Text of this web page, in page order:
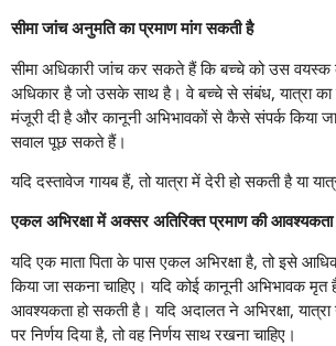
सीमा जांच अनुमति का प्रमाण मांग सकती है
सीमा अधिकारी जांच कर सकते हैं कि बच्चे को उस वयस्क
अधिकार है जो उसके साथ है। वे बच्चे से संबंध, यात्रा का
मंजूरी दी है और कानूनी अभिभावकों से कैसे संपर्क किया
सवाल पूछ सकते हैं।
यदि दस्तावेज गायब हैं, तो यात्रा में देरी हो सकती है या
एकल अभिरक्षा में अक्सर अतिरिक्त प्रमाण की आवश्यकता
यदि एक माता पिता के पास एकल अभिरक्षा है, तो इसे
किया जा सकना चाहिए। यदि कोई कानूनी अभिभावक मृत
आवश्यकता हो सकती है। यदि अदालत ने अभिरक्षा,
पर निर्णय दिया है, तो वह निर्णय साथ रखना चाहिए।